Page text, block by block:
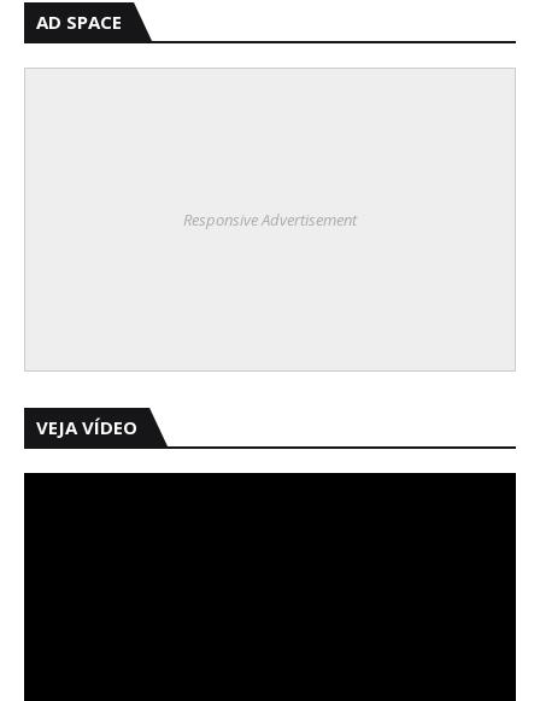
AD SPACE
Responsive Advertisement
VEJA VÍDEO